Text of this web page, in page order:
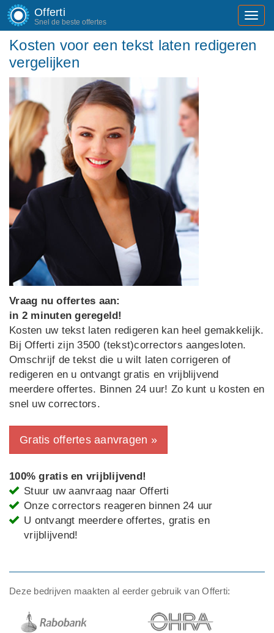
Offerti
Snel de beste offertes
Kosten voor een tekst laten redigeren
vergelijken
Vraag nu offertes aan:
in 2 minuten geregeld!
Kosten uw tekst laten redigeren kan heel gemakkelijk.
Bij Offerti zijn 3500 (tekst)correctors aangesloten.
Omschrijf de tekst die u wilt laten corrigeren of
redigeren en u ontvangt gratis en vrijblijvend
meerdere offertes. Binnen 24 uur! Zo kunt u kosten en
snel uw correctors.
Gratis offertes aanvragen »
100% gratis en vrijblijvend!
Stuur uw aanvraag naar Offerti
Onze correctors reageren binnen 24 uur
U ontvangt meerdere offertes, gratis en
vrijblijvend!
Deze bedrijven maakten al eerder gebruik van Offerti: